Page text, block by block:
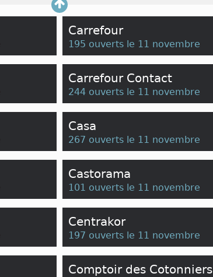
Carrefour
195 ouverts le 11 novembre
Carrefour Contact
244 ouverts le 11 novembre
Casa
267 ouverts le 11 novembre
Castorama
101 ouverts le 11 novembre
Centrakor
197 ouverts le 11 novembre
Comptoir des Cotonniers